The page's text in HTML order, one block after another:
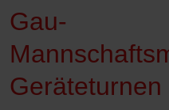
Gau-
Geräteturnen